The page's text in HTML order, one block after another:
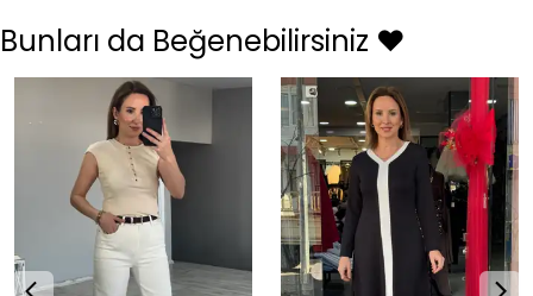
Bunları da Beğenebilirsiniz ❤️